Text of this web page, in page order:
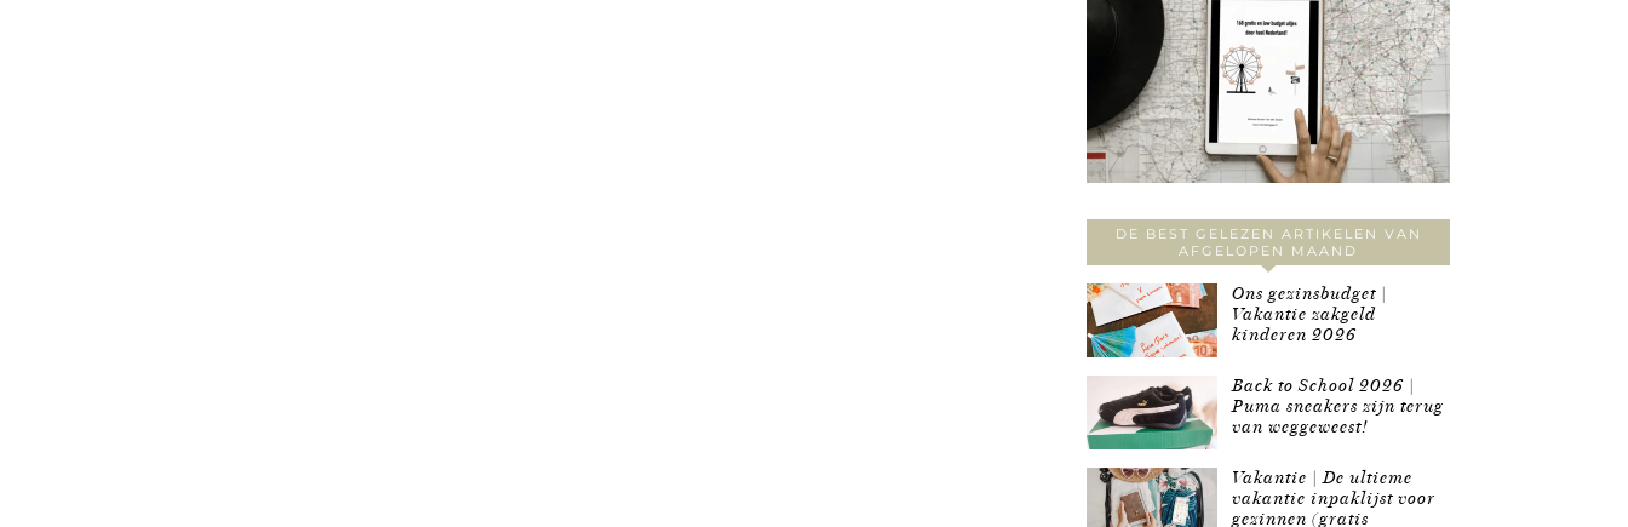
DE BEST GELEZEN ARTIKELEN VAN
AFGELOPEN MAAND
Ons gezinsbudget |
Vakantie zakgeld
kinderen 2026
Back to School 2026 |
Puma sneakers zijn terug
van weggeweest!
Vakantie | De ultieme
vakantie inpaklijst voor
gezinnen (gratis